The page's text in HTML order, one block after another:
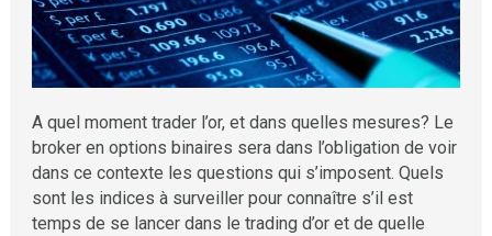
A quel moment trader l’or, et dans quelles mesures? Le
broker en options binaires sera dans l’obligation de voir
dans ce contexte les questions qui s’imposent. Quels
sont les indices à surveiller pour connaître s’il est
temps de se lancer dans le trading d’or et de quelle